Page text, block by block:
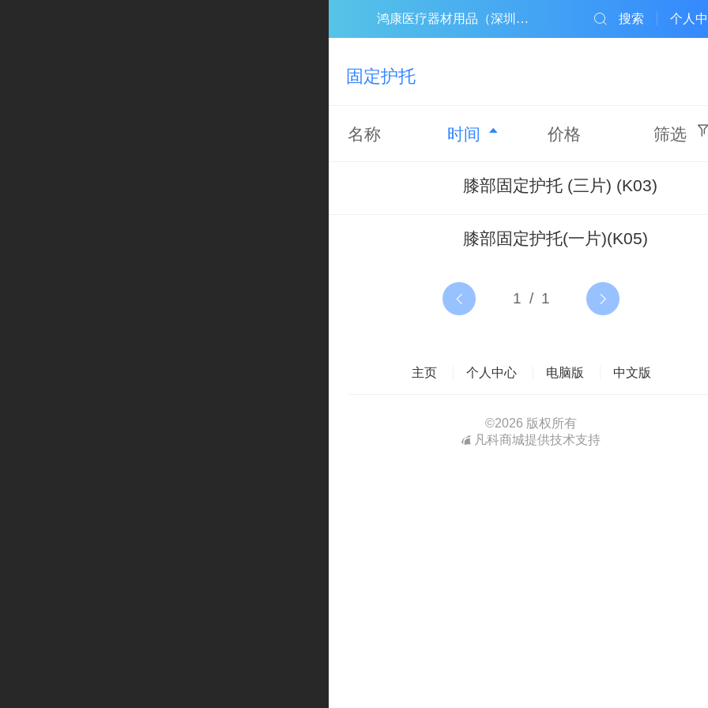
鸿康医疗器材用品（深圳）有限公司 个人
搜索
固定护托
名称 时间 价格 筛选
膝部固定护托 (三片) (K03)
膝部固定护托(一片)(K05)
主页 个人中心 电脑版 中文版
©2026 版权所有
凡科商城提供技术支持